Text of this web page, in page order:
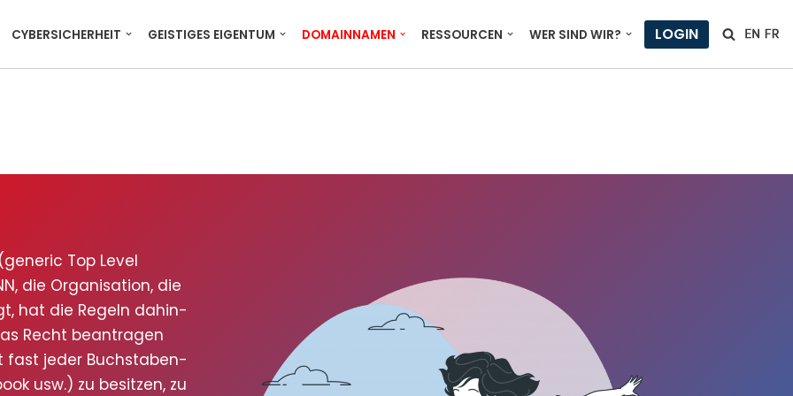
CYBERSICHERHEIT GEISTIGES EIGENTUM DOMAINNAMEN RESSOURCEN WER SIND WIR? LOGIN
Top Level
die Orga­ni­sa­ti­on, die
hat die Regeln dahin­
Recht bean­tra­gen
fast jeder Buch­sta­ben­
usw.) zu besit­zen, zu